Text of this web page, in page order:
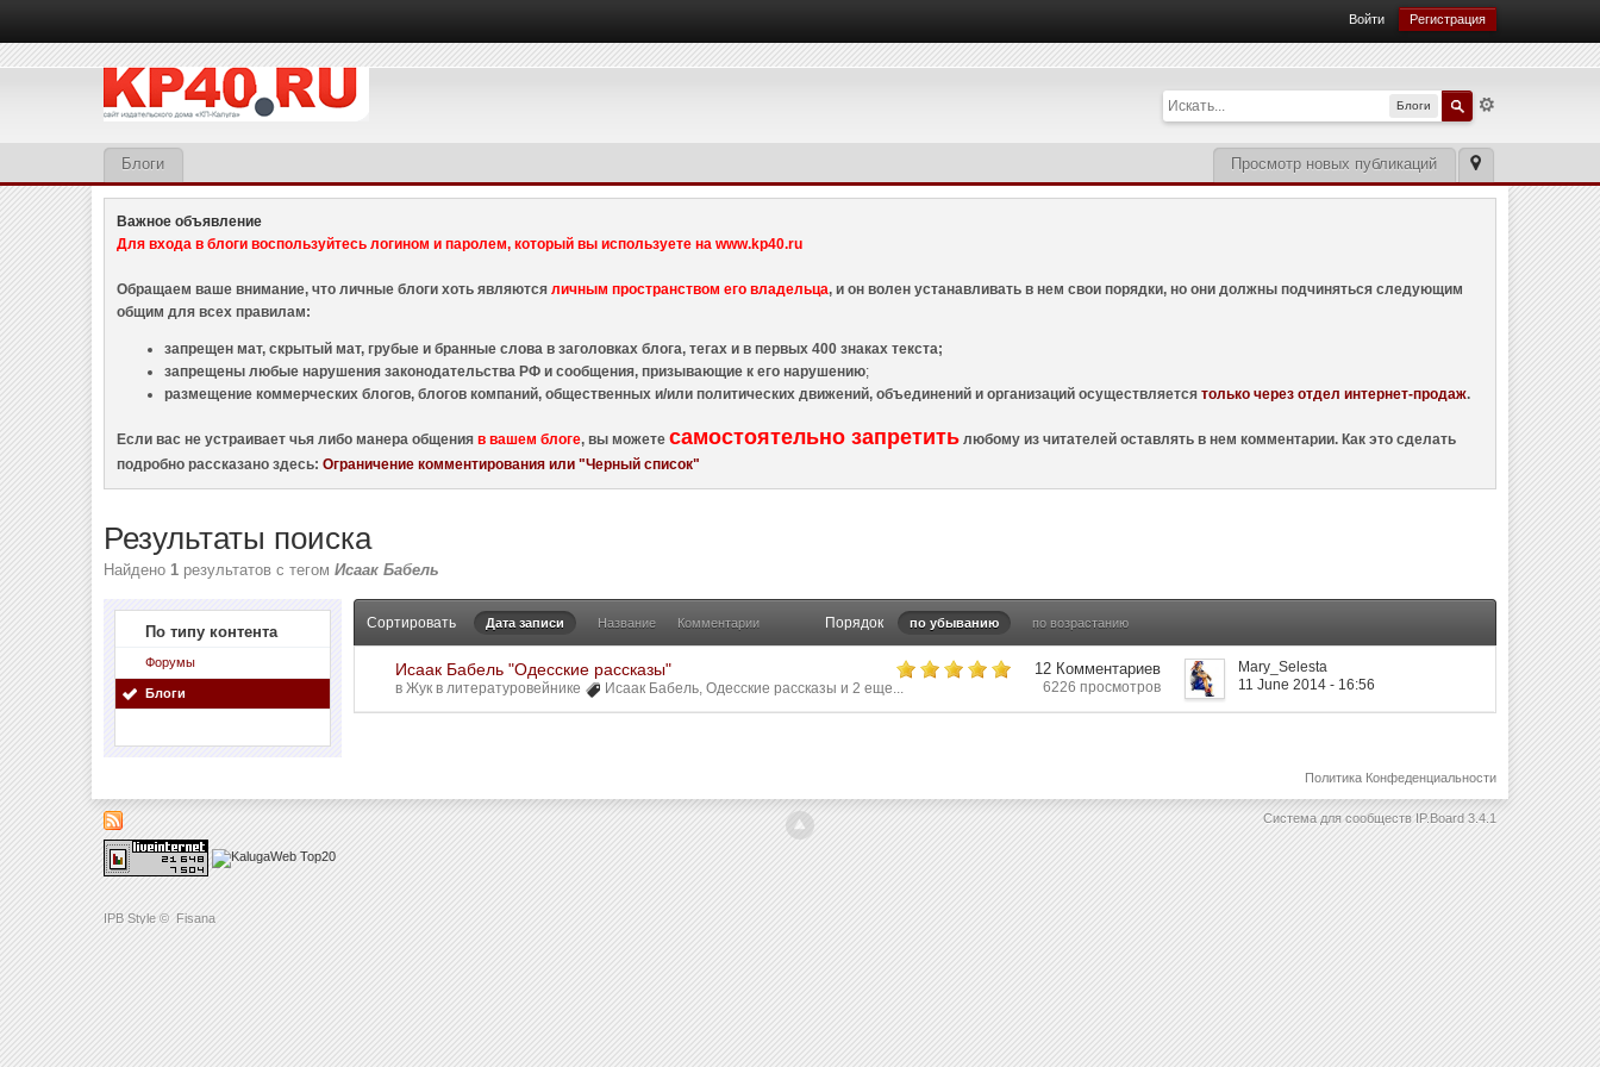
IPB Style © Fisana
Войти Регистрация
Блоги
Просмотр новых публикаций
Блоги
Важное объявление
Для входа в блоги воспользуйтесь логином и паролем, который вы используете на www.kp40.ru
Обращаем ваше внимание, что личные блоги хоть являютсяличным пространством его владельца, и он волен устанавливать в нем свои порядки, но они должны подчиняться следующим
общим для всех правилам:
запрещен мат, скрытый мат, грубые и бранные слова в заголовках блога, тегах и в первых 400 знаках текста;
запрещены любые нарушения законодательства РФ и сообщения, призывающие к его нарушению;
размещение коммерческих блогов, блогов компаний, общественных и/или политических движений, объединений и организаций осуществляетсятолько через отдел интернет-продаж.
Если вас не устраивает чья либо манера общенияв вашем блоге, вы можетесамостоятельно запретить любому из читателей оставлять в нем комментарии. Как это сделать
подробно рассказано здесь:Ограничение комментирования или "Черный список"
Результаты поиска
Найдено1 результатов с тегомИсаак Бабель
По типу контента
Форумы
Блоги
Сортировать Дата записи Название Комментарии Порядок по убыванию по возрастанию
Исаак Бабель "Одесские рассказы"
вЖук в литературовейнике Исаак Бабель,Одесские рассказы и 2 еще...
12 Комментариев
6226 просмотров
Mary_Selesta
11 June 2014 - 16:56
Политика Конфеденциальности
Система для сообществ IP.Board 3.4.1